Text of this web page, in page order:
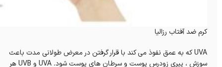
کرم ضد آفتاب رزالیا
UVA که به عمق نفوذ می کند با قرار گرفتن در معرض طولانی مدت باعث
سوزش ، پیری زودرس پوست و سرطان های پوست شود. UVA و UVB هر